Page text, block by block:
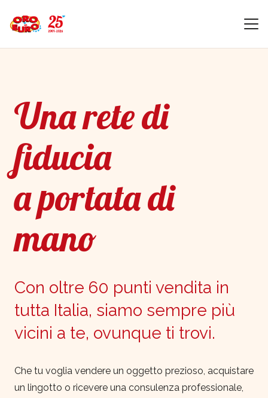
Una rete di
fiducia
a portata di
mano
Con oltre 60 punti vendita in
tutta Italia, siamo sempre più
vicini a te, ovunque ti trovi.
Che tu voglia vendere un oggetto prezioso, acquistare
un lingotto o ricevere una consulenza professionale,